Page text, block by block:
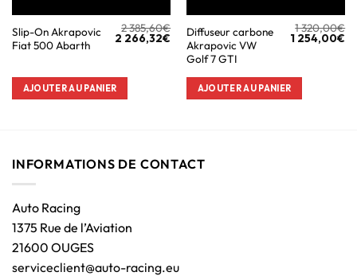
Slip-On Akrapovic
Fiat 500 Abarth
2 385,60€
2 266,32€
AJOUTER AU PANIER
Diffuseur carbone
Akrapovic VW
Golf 7 GTI
1 320,00€
1 254,00€
AJOUTER AU PANIER
INFORMATIONS DE CONTACT
Auto Racing
1375 Rue de l’Aviation
21600 OUGES
serviceclient@auto-racing.eu